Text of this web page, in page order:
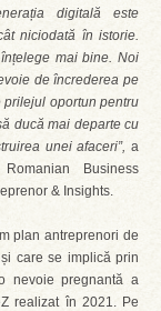
digitală este
niciodată în istorie.
mai bine. Noi
de încrederea pe
prilejul oportun pentru
ducă mai departe cu
unei afaceri”, a
Business
& Insights.
plan antreprenori de
care se implică prin
nevoie pregnantă a
realizat în 2021. Pe